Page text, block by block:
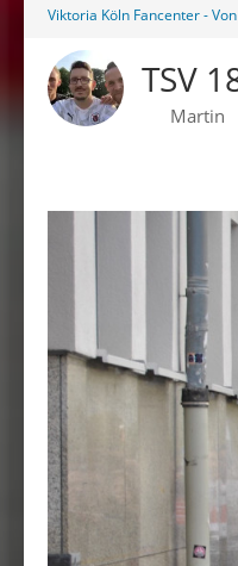
Viktoria Köln Fancenter -
TSV
Martin